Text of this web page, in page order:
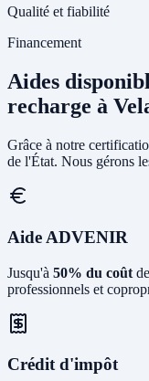
Qualité et fiabilité
Financement
Aides
recharge à
Grâce à notre
de l'État. Nous gérons
Aide ADVENIR
Jusqu'à 50% du coût
professionnels et
Crédit d'impôt